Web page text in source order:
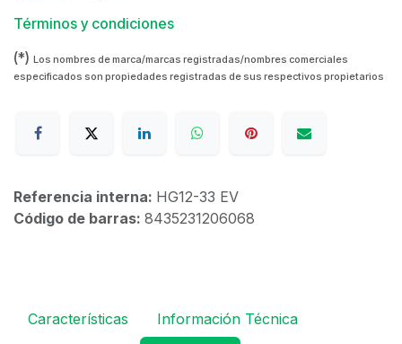
Términos y condiciones
(*) Los nombres de marca/marcas registradas/nombres comerciales
especificados son propiedades registradas de sus respectivos propietarios
Referencia interna: HG12-33 EV
Código de barras: 8435231206068
Características
Información Técnica